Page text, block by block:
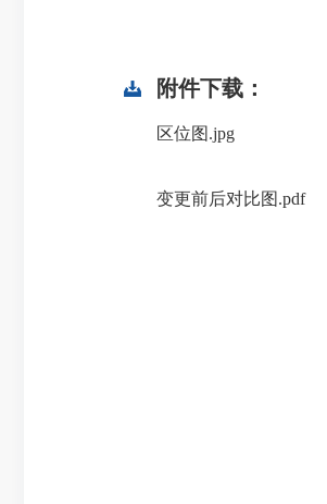
附件下载：
区位图.jpg
变更前后对比图.pdf